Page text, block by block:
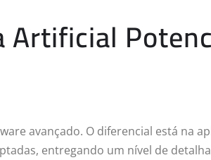
Artificial
avançado. O diferencial está na
entregando um nível de